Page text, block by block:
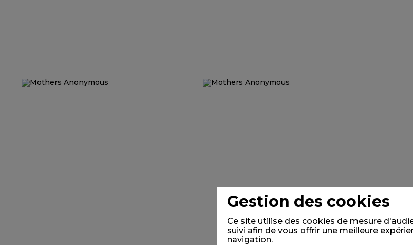
Gestion des cookies
Ce site utilise des cookies de mesure
suivi afin de vous offrir une meilleure
navigation.